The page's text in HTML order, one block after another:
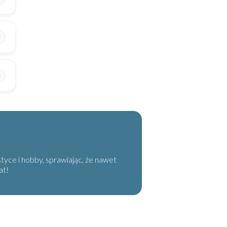
i hobby, sprawiając, że nawet